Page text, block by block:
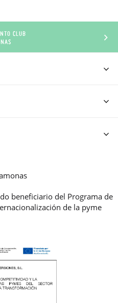
CLUB
beneficiario del Programa de
de la pyme